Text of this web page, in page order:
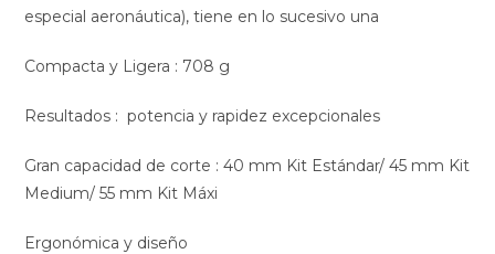
especial aeronáutica), tiene en lo sucesivo una
Compacta y Ligera : 708 g
Resultados : potencia y rapidez excepcionales
Gran capacidad de corte : 40 mm Kit Estándar/ 45 mm Kit
Medium/ 55 mm Kit Máxi
Ergonómica y diseño